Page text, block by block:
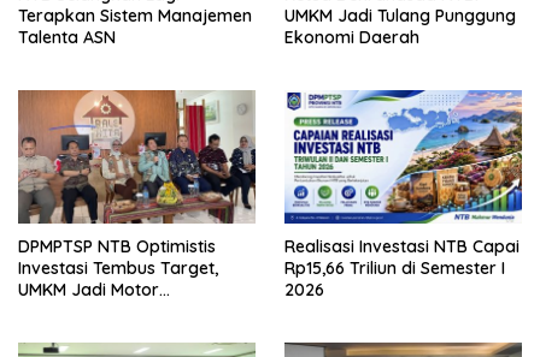
Terapkan Sistem Manajemen
Talenta ASN
UMKM Jadi Tulang Punggung
Ekonomi Daerah
DPMPTSP NTB Optimistis
Investasi Tembus Target,
UMKM Jadi Motor
Realisasi Investasi NTB Capai
Rp15,66 Triliun di Semester I
2026